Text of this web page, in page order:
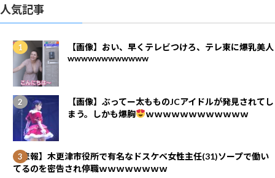
人気記事
【画像】おい、早くテレビつけろ、テレ東に爆乳美人
wwwwwwwwwwww
【画像】ぶってー太もものJCアイドルが発見されてし
まう。しかも爆胸
ｗｗｗｗｗｗｗｗｗｗｗｗ
【悲報】木更津市役所で有名なドスケベ女性主任(31)ソープで働い
てるのを密告され停職ｗｗｗｗｗｗｗｗ